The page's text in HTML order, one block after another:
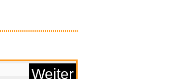
Weiter